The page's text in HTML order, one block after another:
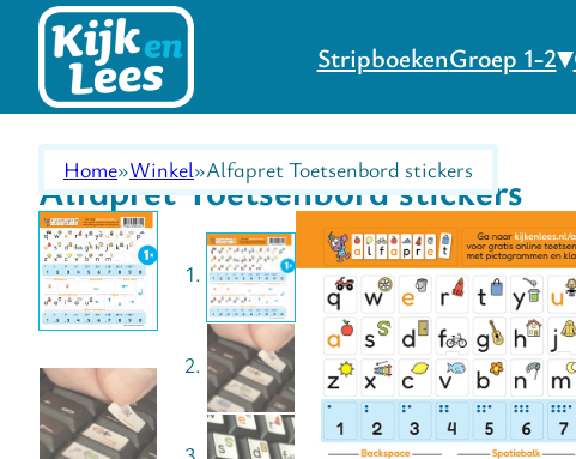
StripboekenGroep 1-2
Home Winkel Alfapret Toetsenbord stickers
Alfapret Toetsenbord stickers